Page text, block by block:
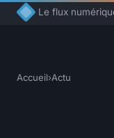
Le flux
Accueil›Actu